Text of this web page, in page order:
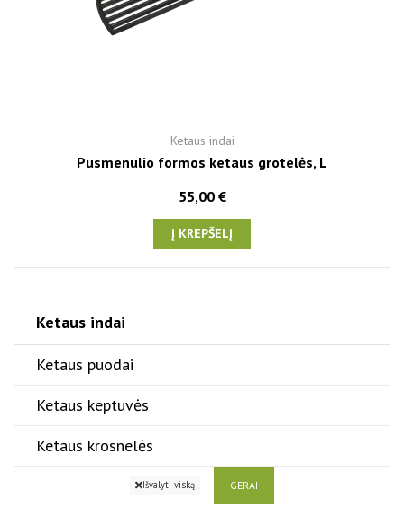
Ketaus indai
Pusmenulio formos ketaus grotelės, L
55,00 €
Į KREPŠELĮ
Ketaus indai
Ketaus puodai
Ketaus keptuvės
Ketaus krosnelės
Išvalyti viską GERAI